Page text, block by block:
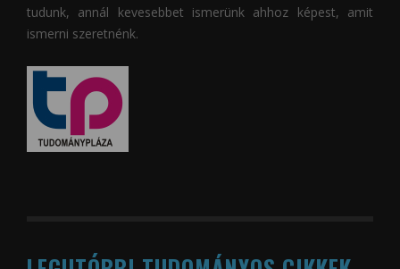
tudunk, annál kevesebbet ismerünk ahhoz képest, amit
ismerni szeretnénk.